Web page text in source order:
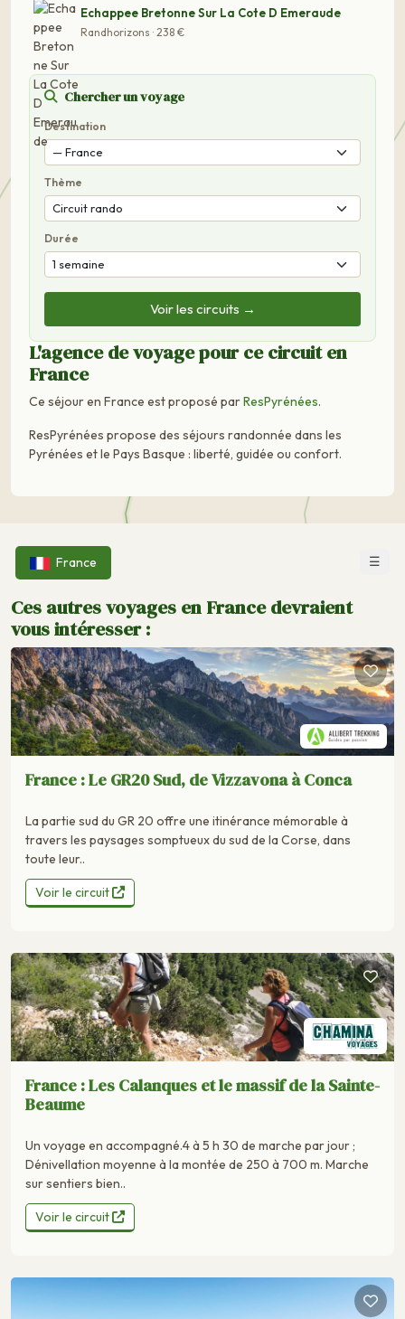
Echappee Bretonne Sur La Cote D Emeraude
Randhorizons · 238 €
Chercher un voyage
Destination
Thème
Durée
Voir les circuits →
L'agence de voyage pour ce circuit en
France
Ce séjour en France est proposé parResPyrénées.
ResPyrénées propose des séjours randonnée dans les
Pyrénées et le Pays Basque : liberté, guidée ou confort.
France ☰
Ces autres voyages en France devraient
vous intéresser :
France : Le GR20 Sud, de Vizzavona à Conca
La partie sud du GR 20 offre une itinérance mémorable à
travers les paysages somptueux du sud de la Corse, dans
toute leur..
Voir le circuit
France : Les Calanques et le massif de la Sainte-
Beaume
Un voyage en accompagné.4 à 5 h 30 de marche par jour ;
Dénivellation moyenne à la montée de 250 à 700 m. Marche
sur sentiers bien..
Voir le circuit